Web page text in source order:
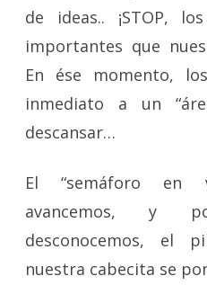
de ideas.. ¡STOP,
importantes que
En ése momento,
inmediato a un
descansar…
El “semáforo en
avancemos, y
desconocemos, el
nuestra cabecita se